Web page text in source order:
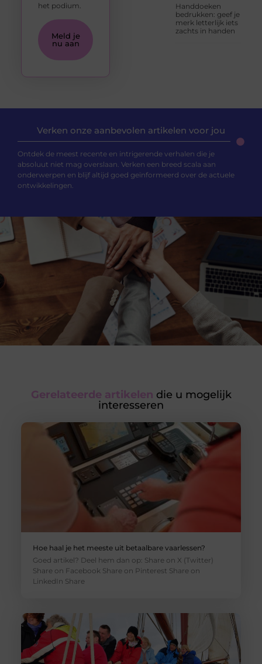
Handdoeken
bedrukken: geef je
merk letterlijk iets
zachts in handen
het podium.
Meld je
nu aan
Verken onze aanbevolen artikelen voor jou
Ontdek de meest recente en intrigerende verhalen die je
absoluut niet mag overslaan. Verken een breed scala aan
onderwerpen en blijf altijd goed geïnformeerd over de actuele
ontwikkelingen.
Gerelateerde artikelen die u mogelijk
interesseren
Hoe haal je het meeste uit betaalbare vaarlessen?
Goed artikel? Deel hem dan op: Share on X (Twitter)
Share on Facebook Share on Pinterest Share on
LinkedIn Share